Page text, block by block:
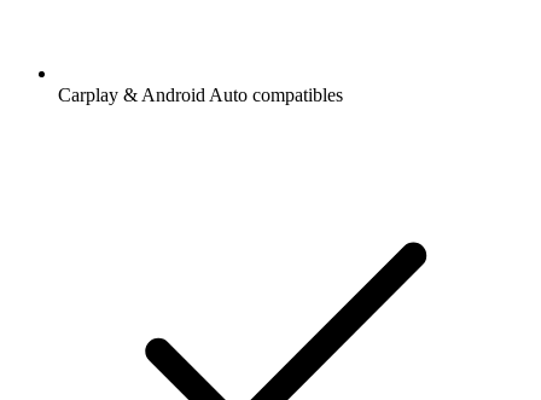
Carplay & Android Auto compatibles